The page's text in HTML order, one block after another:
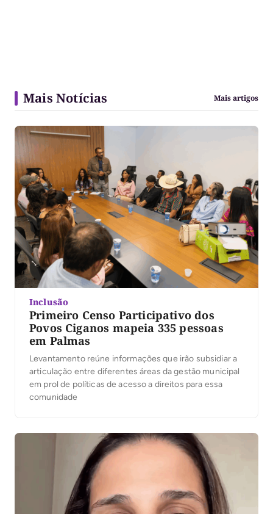
Mais Notícias Mais artigos
Inclusão
Primeiro Censo Participativo dos
Povos Ciganos mapeia 335 pessoas
em Palmas
Levantamento reúne informações que irão subsidiar a
articulação entre diferentes áreas da gestão municipal
em prol de políticas de acesso a direitos para essa
comunidade